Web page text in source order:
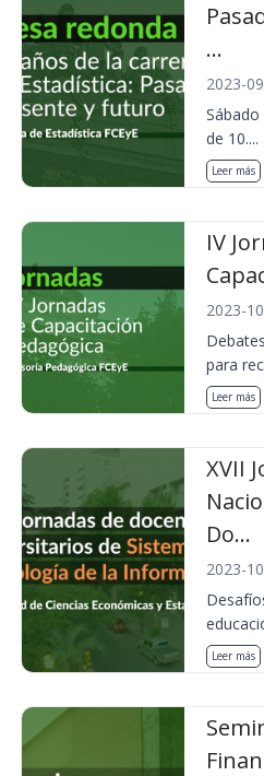
...
2023-
de 10....
Leer más
IV
2023-
para
Leer más
XVII
Do...
2023-
Leer más